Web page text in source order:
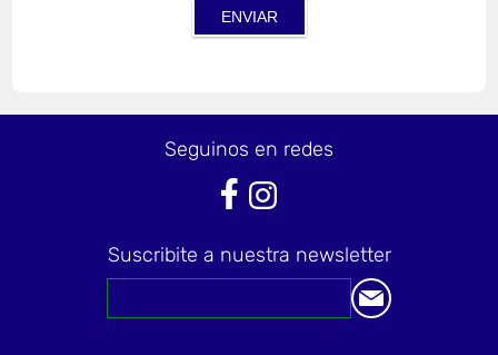
Seguinos en redes
Suscribite a nuestra newsletter